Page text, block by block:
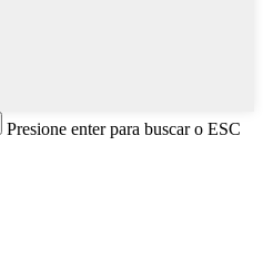
Presione enter para buscar o ESC